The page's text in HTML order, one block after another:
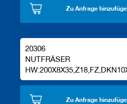
Zu Anfrage
20306
NUTFRÄSER
Zu Anfrage